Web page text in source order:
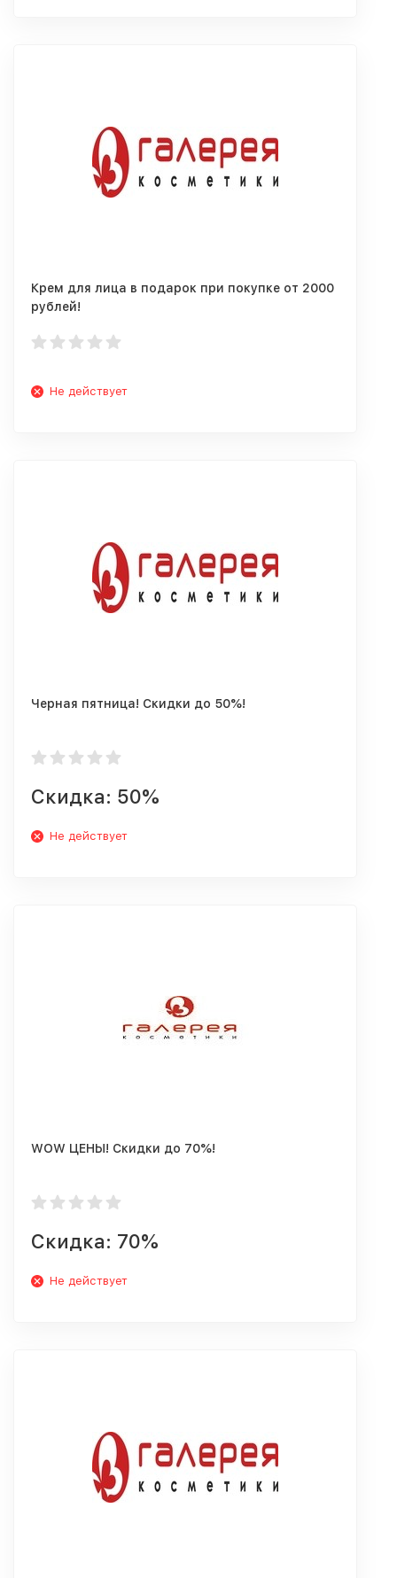
Крем для лица в подарок при покупке от 2000
рублей!
Не действует
Черная пятница! Скидки до 50%!
Скидка: 50%
Не действует
WOW ЦЕНЫ! Скидки до 70%!
Скидка: 70%
Не действует